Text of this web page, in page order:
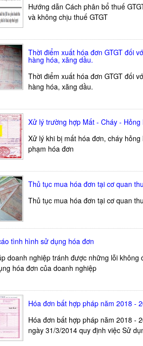
Hướng dẫn Cách phân bổ thuế
và không chịu thuế GTGT
Thời điểm xuất hóa đơn GTGT đối
hàng hóa, xăng dầu.
Thời điểm xuất hóa đơn GTGT đối
hàng hóa, xăng dầu.
Xử lý trường hợp Mất - Cháy - Hỏng
Xử lý khi bị mất hóa đơn, cháy
phạm hóa đơn
Thủ tục mua hóa đơn tại cơ quan
Thủ tục mua hóa đơn tại cơ quan
tình hình sử dụng hóa đơn
doanh nghiệp tránh được những lỗi
hóa đơn của doanh nghiệp
Hóa đơn bất hợp pháp năm 2018 -
Hóa đơn bất hợp pháp năm 2018 -
ngày 31/3/2014 quy định việc Sử